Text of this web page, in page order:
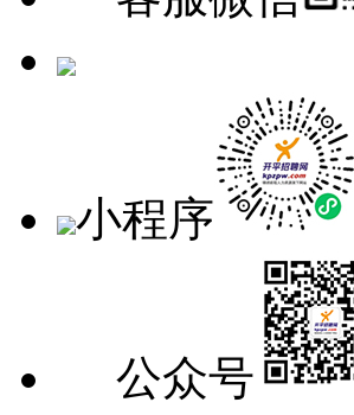
小程序
公众号